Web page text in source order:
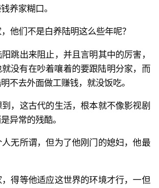
养家糊口。
他们不是白养陆明这么些年呢？
跳出来阻止，并且言明其中的厉害，
没有在吵着嚷着的要跟陆明分家，而
不去外面做工赚钱，就没饭吃。
，这古代的生活，根本就不像影视剧
异常的残酷。
人无所谓，但为了他刚门的媳妇，他最
得等他适应这世界的环境才行，一但